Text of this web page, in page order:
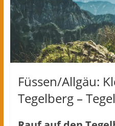
Füssen/Allgäu:
Tegelberg –